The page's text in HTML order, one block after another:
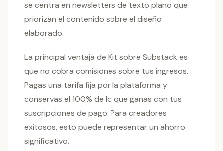
se centra en newsletters de texto plano que
priorizan el contenido sobre el diseño
elaborado.
La principal ventaja de Kit sobre Substack es
que no cobra comisiones sobre tus ingresos.
Pagas una tarifa fija por la plataforma y
conservas el 100% de lo que ganas con tus
suscripciones de pago. Para creadores
exitosos, esto puede representar un ahorro
significativo.